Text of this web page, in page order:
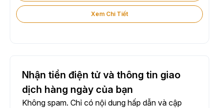
Xem Chi Tiết
Nhận tiền điện tử và thông tin giao
dịch hàng ngày của bạn
Không spam. Chỉ có nội dung hấp dẫn và cập